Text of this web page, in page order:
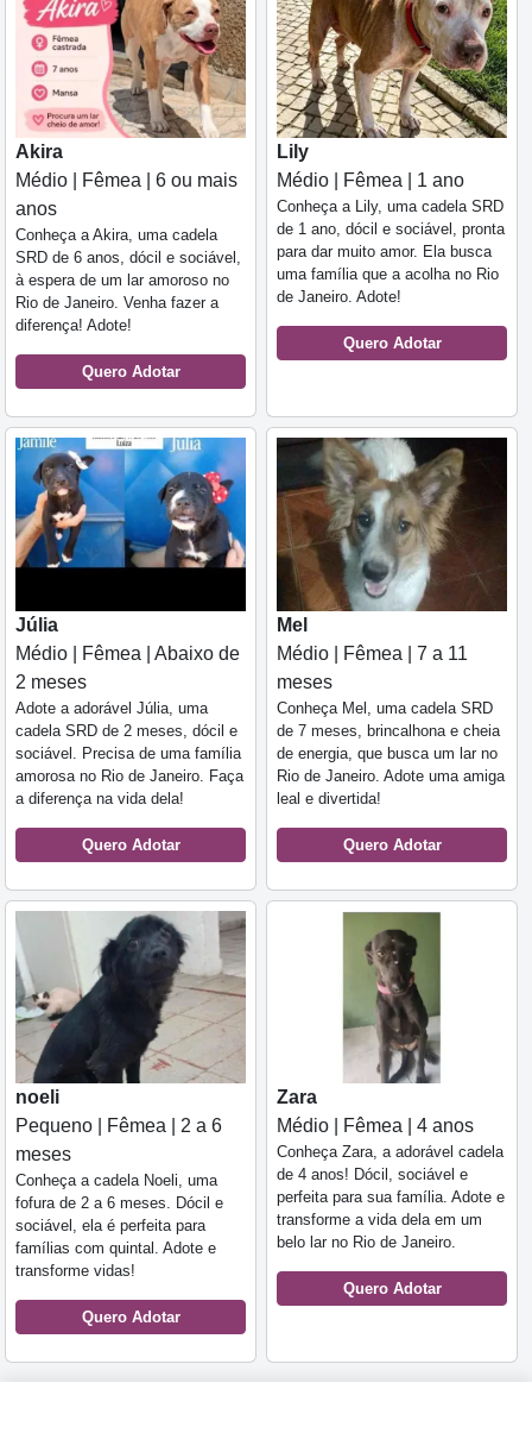
Akira
Médio | Fêmea | 6 ou mais
anos
Conheça a Akira, uma cadela
SRD de 6 anos, dócil e sociável,
à espera de um lar amoroso no
Rio de Janeiro. Venha fazer a
diferença! Adote!
Quero Adotar
Lily
Médio | Fêmea | 1 ano
Conheça a Lily, uma cadela SRD
de 1 ano, dócil e sociável, pronta
para dar muito amor. Ela busca
uma família que a acolha no Rio
de Janeiro. Adote!
Quero Adotar
Júlia
Médio | Fêmea | Abaixo de
2 meses
Adote a adorável Júlia, uma
cadela SRD de 2 meses, dócil e
sociável. Precisa de uma família
amorosa no Rio de Janeiro. Faça
a diferença na vida dela!
Quero Adotar
Mel
Médio | Fêmea | 7 a 11
meses
Conheça Mel, uma cadela SRD
de 7 meses, brincalhona e cheia
de energia, que busca um lar no
Rio de Janeiro. Adote uma amiga
leal e divertida!
Quero Adotar
noeli
Pequeno | Fêmea | 2 a 6
meses
Conheça a cadela Noeli, uma
fofura de 2 a 6 meses. Dócil e
sociável, ela é perfeita para
famílias com quintal. Adote e
transforme vidas!
Quero Adotar
Zara
Médio | Fêmea | 4 anos
Conheça Zara, a adorável cadela
de 4 anos! Dócil, sociável e
perfeita para sua família. Adote e
transforme a vida dela em um
belo lar no Rio de Janeiro.
Quero Adotar